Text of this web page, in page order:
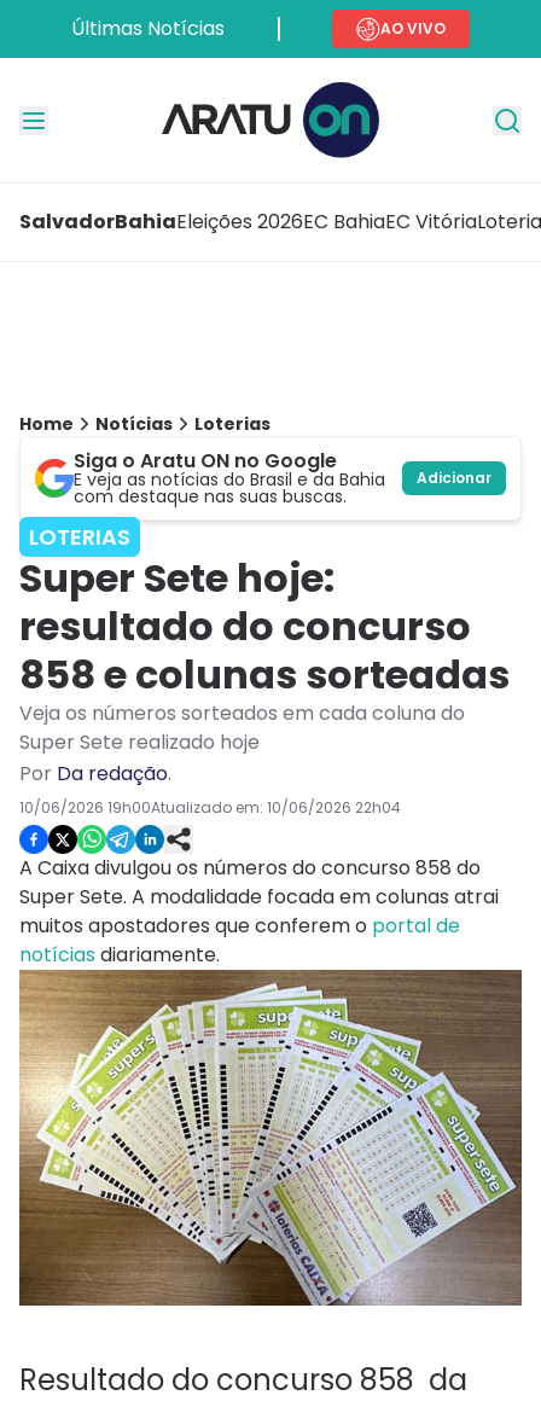
Últimas Notícias AO VIVO
SalvadorBahiaEleições 2026EC BahiaEC Vitória
Home Notícias Loterias
Siga o Aratu ON no Google
E veja as notícias do Brasil e da Bahia
com destaque nas suas buscas.
Adicionar
LOTERIAS
Super Sete hoje:
resultado do concurso
858 e colunas sorteadas
Veja os números sorteados em cada coluna do
Super Sete realizado hoje
Por Da redação.
10/06/2026 19h00Atualizado em: 10/06/2026 22h04
A Caixa divulgou os números do concurso 858 do
Super Sete. A modalidade focada em colunas atrai
muitos apostadores que conferem o portal de
notíciasdiariamente.
Resultado do concurso 858 da